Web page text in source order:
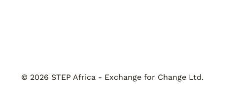
© 2026 STEP Africa - Exchange for Change Ltd.